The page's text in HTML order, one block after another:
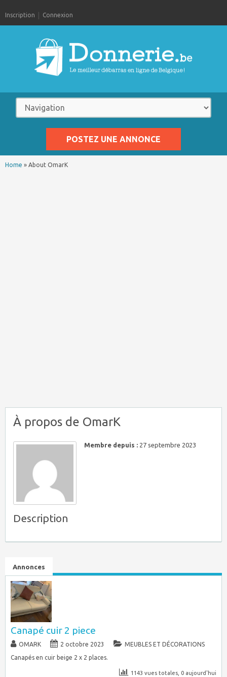
Inscription Connexion
POSTEZ UNE ANNONCE
Home » About OmarK
À propos de OmarK
Membre depuis : 27 septembre 2023
Description
Annonces
Canapé cuir 2 piece
OMARK 2 octobre 2023
MEUBLES ET DÉCORATIONS
Canapés en cuir beige 2 x 2 places.
1143 vues totales, 0 aujourd'hui